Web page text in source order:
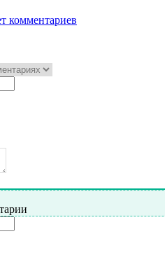
комментариев